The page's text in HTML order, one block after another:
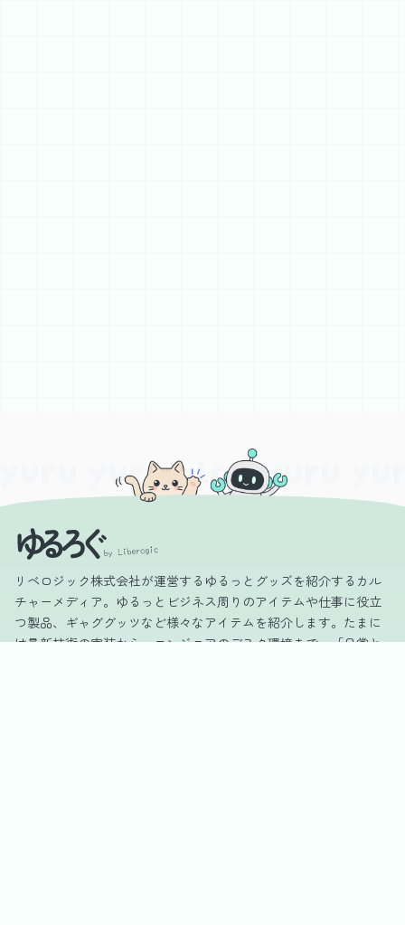
リベロジック株式会社が運営するゆるっとグッズを紹介するカル
チャーメディア。ゆるっとビジネス周りのアイテムや仕事に役立
つ製品、ギャググッツなど様々なアイテムを紹介します。たまに
は最新技術の実装から、エンジニアのデスク環境まで。「日常と